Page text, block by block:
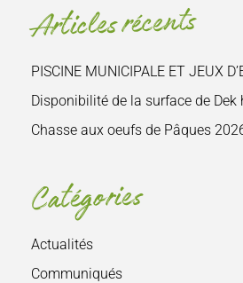
Articles récents
PISCINE MUNICIPALE ET JEUX
Disponibilité de la surface de Dek
Chasse aux oeufs de Pâques
Catégories
Actualités
Communiqués